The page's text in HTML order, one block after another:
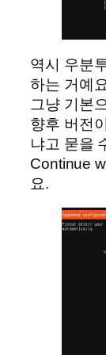
역시 우분
하는 거예
그냥 기본
향후 버전
냐고 묻을
Continue
요.